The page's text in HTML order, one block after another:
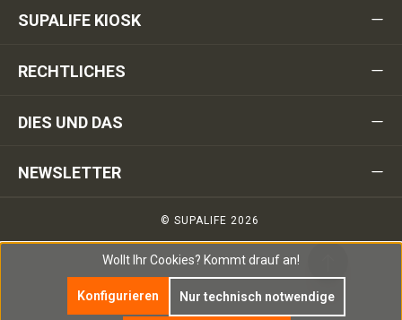
SUPALIFE KIOSK
RECHTLICHES
DIES UND DAS
NEWSLETTER
© SUPALIFE 2026
Wollt Ihr Cookies? Kommt drauf an!
Nur technisch notwendige
Konfigurieren